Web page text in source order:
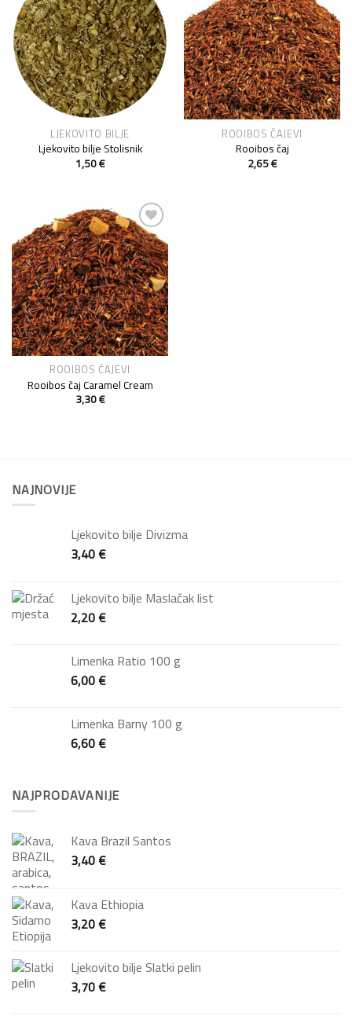
Wishlist
LJEKOVITO BILJE
Ljekovito bilje Stolisnik
1,50€
Wishlist
ROOIBOS ČAJEVI
Rooibos čaj
2,65€
Add to
Wishlist
ROOIBOS ČAJEVI
Rooibos čaj Caramel Cream
3,30€
NAJNOVIJE
Ljekovito bilje Divizma
3,40€
Ljekovito bilje Maslačak list
2,20€
Limenka Ratio 100 g
6,00€
Limenka Barny 100 g
6,60€
NAJPRODAVANIJE
Kava Brazil Santos
3,40€
Kava Ethiopia
3,20€
Ljekovito bilje Slatki pelin
3,70€